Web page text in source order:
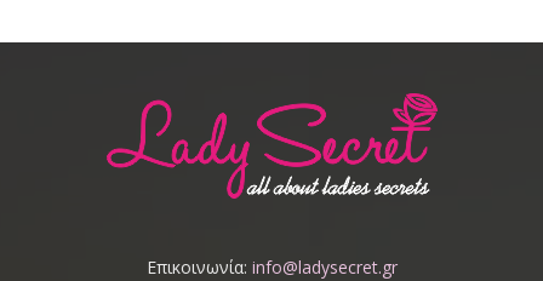
Επικοινωνία: info@ladysecret.gr